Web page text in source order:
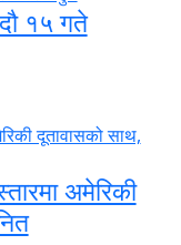
१५ गते
अमेरिकी